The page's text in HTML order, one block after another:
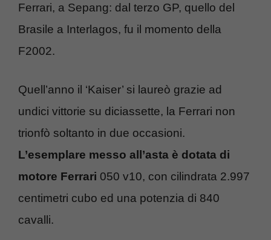
Ferrari, a Sepang: dal terzo GP, quello del
Brasile a Interlagos, fu il momento della
F2002.
Quell’anno il ‘Kaiser’ si laureò grazie ad
undici vittorie su diciassette, la Ferrari non
trionfò soltanto in due occasioni.
L’esemplare messo all’asta è dotata di
motore Ferrari 050 v10, con cilindrata 2.997
centimetri cubo ed una potenzia di 840
cavalli.